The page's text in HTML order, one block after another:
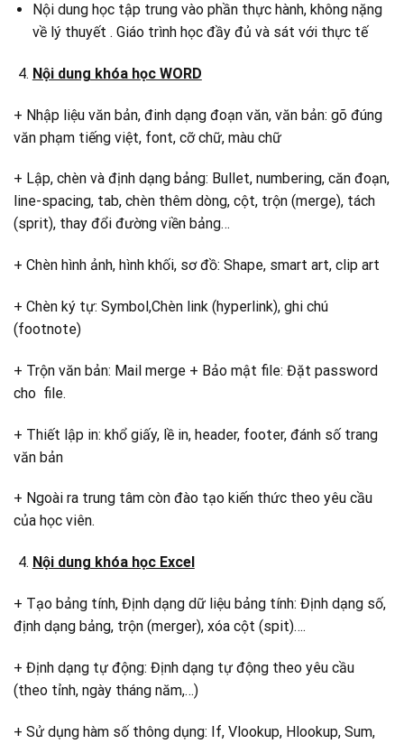
Nội dung học tập trung vào phần thực hành, không nặng
về lý thuyết . Giáo trình học đầy đủ và sát với thực tế
Nội dung khóa học WORD
+ Nhập liệu văn bản, đinh dạng đoạn văn, văn bản: gõ đúng
văn phạm tiếng việt, font, cỡ chữ, màu chữ
+ Lập, chèn và định dạng bảng: Bullet, numbering, căn đoạn,
line-spacing, tab, chèn thêm dòng, cột, trộn (merge), tách
(sprit), thay đổi đường viền bảng…
+ Chèn hình ảnh, hình khối, sơ đồ: Shape, smart art, clip art
+ Chèn ký tự: Symbol,Chèn link (hyperlink), ghi chú
(footnote)
+ Trộn văn bản: Mail merge + Bảo mật file: Đặt password
cho file.
+ Thiết lập in: khổ giấy, lề in, header, footer, đánh số trang
văn bản
+ Ngoài ra trung tâm còn đào tạo kiến thức theo yêu cầu
của học viên.
Nội dung khóa học Excel
+ Tạo bảng tính, Định dạng dữ liệu bảng tính: Định dạng số,
định dạng bảng, trộn (merger), xóa cột (spit)….
+ Định dạng tự động: Định dạng tự động theo yêu cầu
(theo tỉnh, ngày tháng năm,…)
+ Sử dụng hàm số thông dụng: If, Vlookup, Hlookup, Sum,